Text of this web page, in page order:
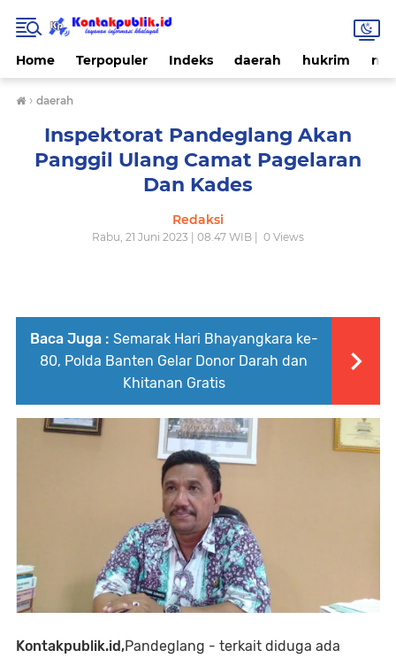
Home Terpopuler Indeks daerah hukrim
› daerah
Inspektorat Pandeglang Akan
Panggil Ulang Camat Pagelaran
Dan Kades
Redaksi
Rabu, 21 Juni 2023 | 08.47 WIB | 0 Views
Baca Juga : Semarak Hari Bhayangkara ke-
80, Polda Banten Gelar Donor Darah dan
Khitanan Gratis
Kontakpublik.id,Pandeglang - terkait diduga ada